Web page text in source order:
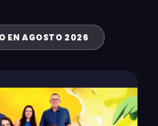
EN AGOSTO 2026